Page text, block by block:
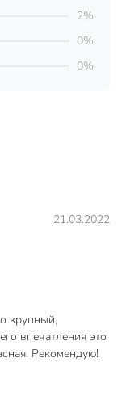
21.03.2022
крупный,
впечатления это
Рекомендую!
2%
0%
0%